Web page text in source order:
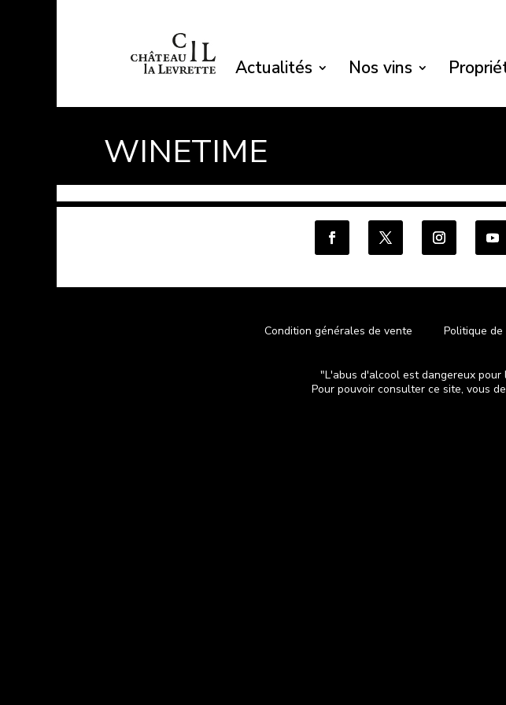
Actualités Nos vins
WINETIME
Condition générales de vente Politique
"L'abus d'alcool est dangereux pour
Pour pouvoir consulter ce site, vous